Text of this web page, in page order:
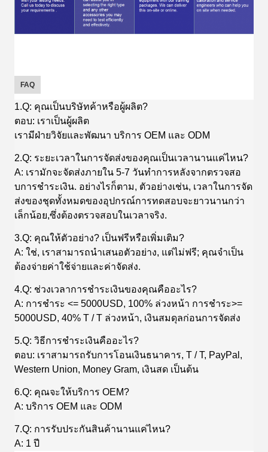
FAQ
1.Q: คุณเป็นบริษัทค้าหรือผู้ผลิต?
ตอบ: เราเป็นผู้ผลิต
เรามีฝ่ายวิจัยและพัฒนา บริการ OEM และ ODM
2.Q: ระยะเวลาในการจัดส่งของคุณเป็นเวลานานแค่ไหน?
A: เรามักจะจัดส่งภายใน 5-7 วันทําการหลังจากตรวจสอ
บการชําระเงิน. อย่างไรก็ตาม, ตัวอย่างเช่น, เวลาในการจัด
ส่งของชุดทั้งหมดของอุปกรณ์การทดสอบจะยาวนานกว่า
เล็กน้อย,ซึ่งต้องตรวจสอบในเวลาจริง.
3.Q: คุณให้ตัวอย่าง? เป็นฟรีหรือเพิ่มเติม?
A: ใช่, เราสามารถนําเสนอตัวอย่าง, แต่ไม่ฟรี; คุณจําเป็น
ต้องจ่ายค่าใช้จ่ายและค่าจัดส่ง.
4.Q: ช่วงเวลาการชําระเงินของคุณคืออะไร?
A: การชําระ <= 5000USD, 100% ล่วงหน้า การชําระ>=
5000USD, 40% T / T ล่วงหน้า, เงินสมดุลก่อนการจัดส่ง
5.Q: วิธีการชําระเงินคืออะไร?
ตอบ: เราสามารถรับการโอนเงินธนาคาร, T / T, PayPal,
Western Union, Money Gram, เงินสด เป็นต้น
6.Q: คุณจะให้บริการ OEM?
A: บริการ OEM และ ODM
7.Q: การรับประกันสินค้านานแค่ไหน?
A: 1 ปี